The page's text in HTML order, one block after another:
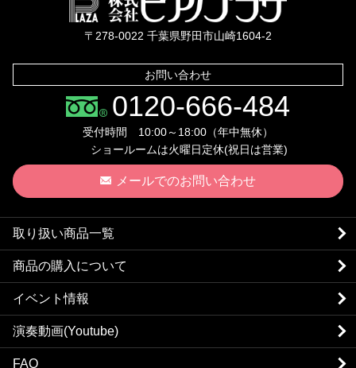
〒278-0022 千葉県野田市山崎1604-2
お問い合わせ
0120-666-484
受付時間 10:00～18:00（年中無休）
ショールームは火曜日定休(祝日は営業)
メールでのお問い合わせ
取り扱い商品一覧
商品の購入について
イベント情報
演奏動画(Youtube)
FAQ